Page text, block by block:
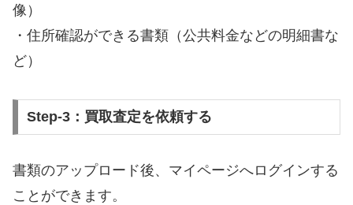
像）
・住所確認ができる書類（公共料金などの明細書な
ど）
Step-3：買取査定を依頼する
書類のアップロード後、マイページへログインする
ことができます。